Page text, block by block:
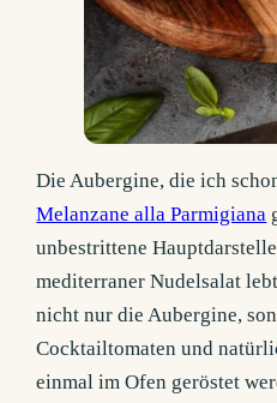
Die Aubergine, die ich
Melanzane alla Parmigiana
unbestrittene
mediterraner Nudelsalat
nicht nur die Aubergine,
Cocktailtomaten und
einmal im Ofen geröstet